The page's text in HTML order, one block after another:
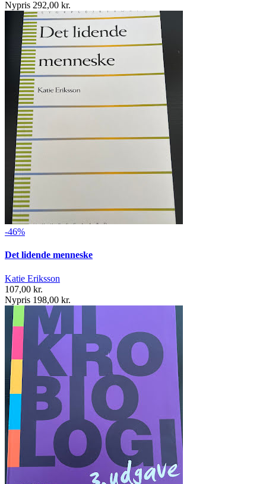
Nypris 292,00 kr.
-46%
Det lidende menneske
Katie Eriksson
107,00 kr.
Nypris 198,00 kr.